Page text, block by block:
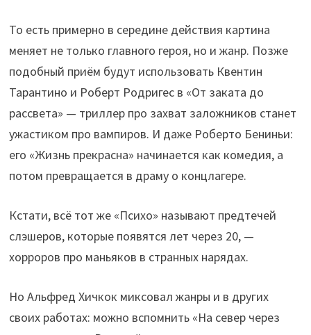
То есть примерно в середине действия картина
меняет не только главного героя, но и жанр. Позже
подобный приём будут использовать Квентин
Тарантино и Роберт Родригес в «От заката до
рассвета» — триллер про захват заложников станет
ужастиком про вампиров. И даже Роберто Бениньи:
его «Жизнь прекрасна» начинается как комедия, а
потом превращается в драму о концлагере.
Кстати, всё тот же «Психо» называют предтечей
слэшеров, которые появятся лет через 20, —
хорроров про маньяков в странных нарядах.
Но Альфред Хичкок миксовал жанры и в других
своих работах: можно вспомнить «На север через